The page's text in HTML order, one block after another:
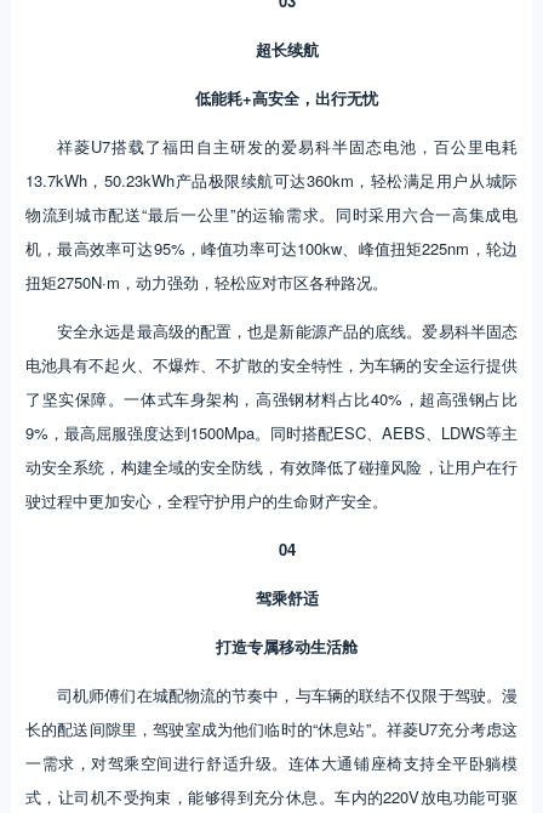
超长续航
低能耗+高安全，出行无忧
祥菱U7搭载了福田自主研发的爱易科半固态电池，百公里电耗
13.7kWh，50.23kWh产品极限续航可达360km，轻松满足用户从城际
物流到城市配送“最后一公里”的运输需求。同时采用六合一高集成电
机，最高效率可达95%，峰值功率可达100kw、峰值扭矩225nm，轮边
扭矩2750N·m，动力强劲，轻松应对市区各种路况。
安全永远是最高级的配置，也是新能源产品的底线。爱易科半固态
电池具有不起火、不爆炸、不扩散的安全特性，为车辆的安全运行提供
了坚实保障。一体式车身架构，高强钢材料占比40%，超高强钢占比
9%，最高屈服强度达到1500Mpa。同时搭配ESC、AEBS、LDWS等主
动安全系统，构建全域的安全防线，有效降低了碰撞风险，让用户在行
驶过程中更加安心，全程守护用户的生命财产安全。
04
驾乘舒适
打造专属移动生活舱
司机师傅们在城配物流的节奏中，与车辆的联结不仅限于驾驶。漫
长的配送间隙里，驾驶室成为他们临时的“休息站”。祥菱U7充分考虑这
一需求，对驾乘空间进行舒适升级。连体大通铺座椅支持全平卧躺模
式，让司机不受拘束，能够得到充分休息。车内的220V放电功能可驱